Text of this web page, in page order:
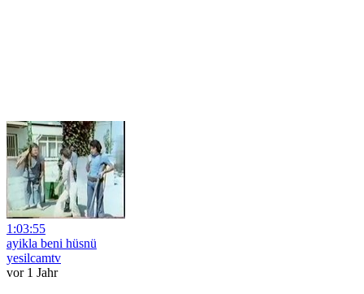
1:03:55
ayikla beni hüsnü
yesilcamtv
vor 1 Jahr